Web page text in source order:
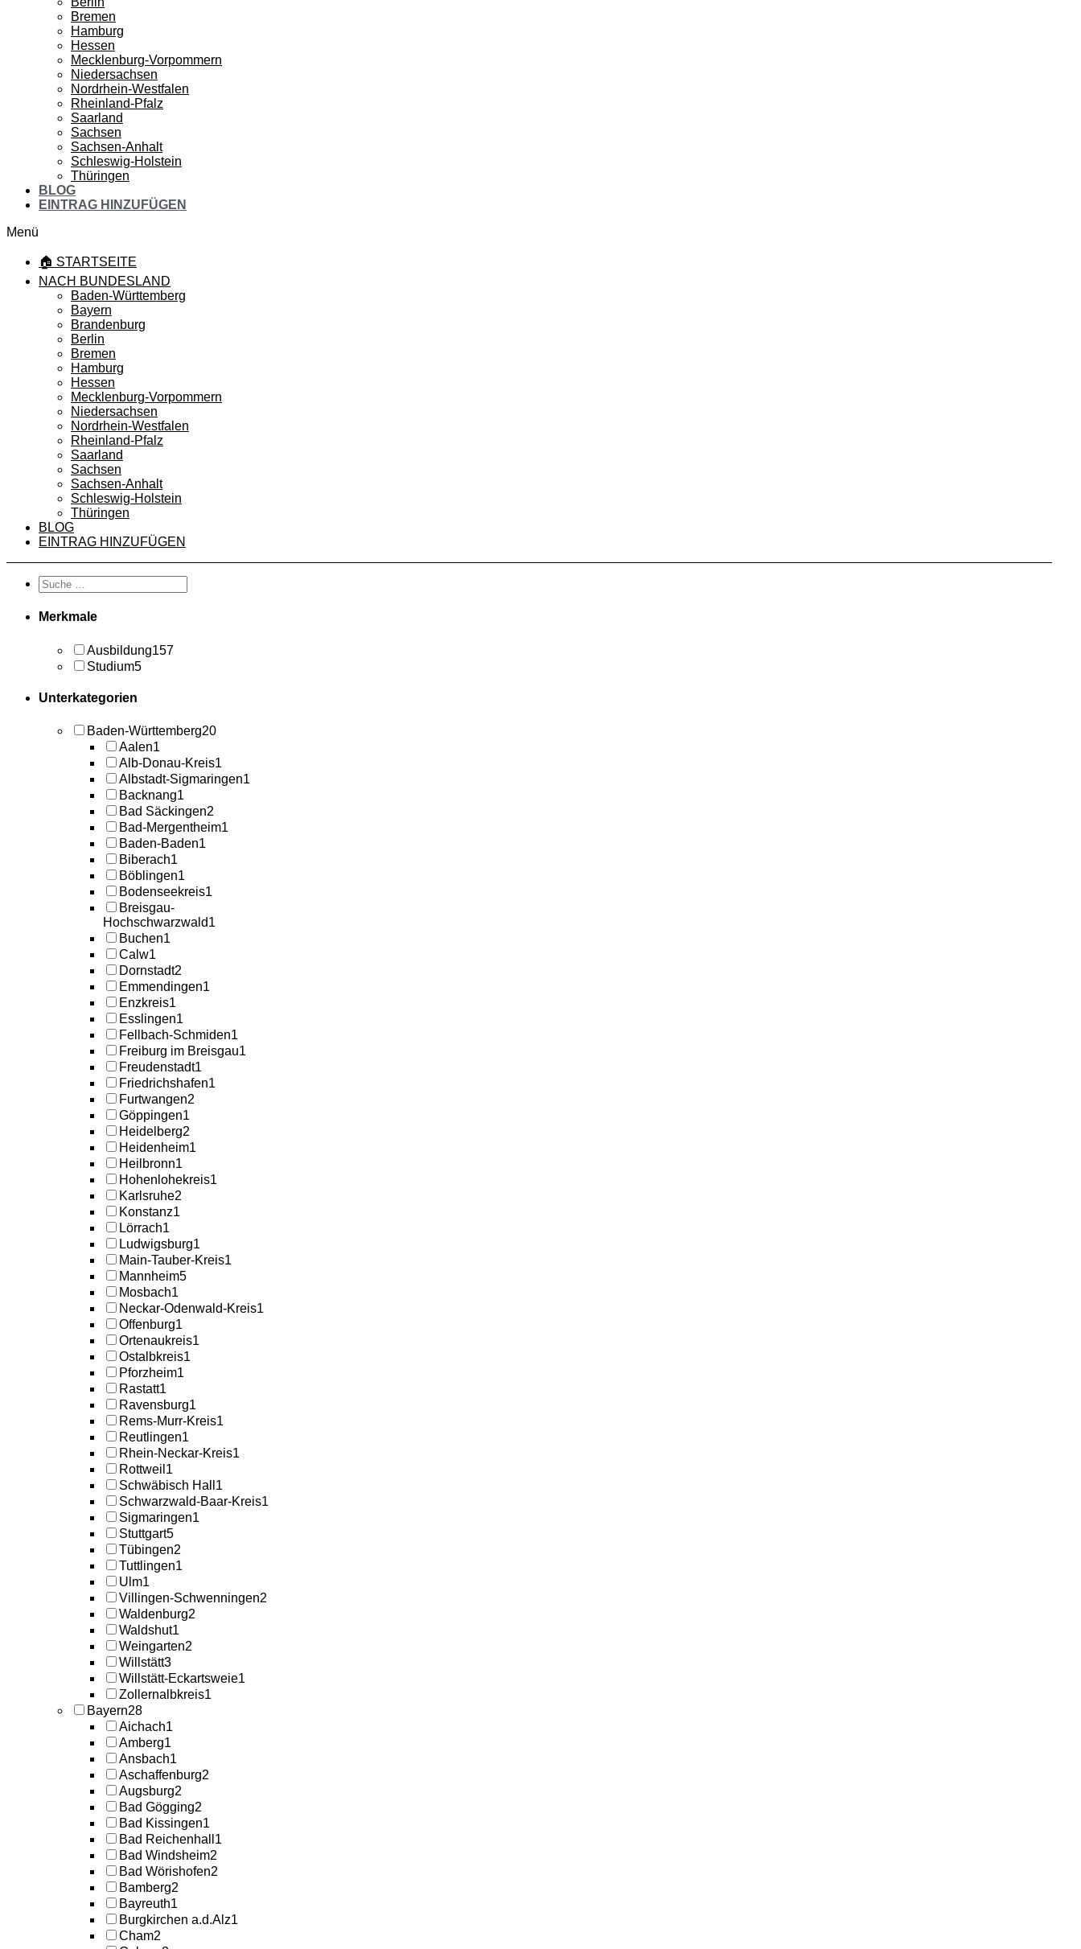
Bremen
Hamburg
Hessen
Mecklenburg-Vorpommern
Niedersachsen
Nordrhein-Westfalen
Rheinland-Pfalz
Saarland
Sachsen
Sachsen-Anhalt
Schleswig-Holstein
Thüringen
BLOG
EINTRAG HINZUFÜGEN
Menü
🏠 STARTSEITE
NACH BUNDESLAND
Baden-Württemberg
Bayern
Brandenburg
Berlin
Bremen
Hamburg
Hessen
Mecklenburg-Vorpommern
Niedersachsen
Nordrhein-Westfalen
Rheinland-Pfalz
Saarland
Sachsen
Sachsen-Anhalt
Schleswig-Holstein
Thüringen
BLOG
EINTRAG HINZUFÜGEN
Merkmale
Ausbildung157
Studium5
Unterkategorien
Baden-Württemberg20
Aalen1
Alb-Donau-Kreis1
Albstadt-Sigmaringen1
Backnang1
Bad Säckingen2
Bad-Mergentheim1
Baden-Baden1
Biberach1
Böblingen1
Bodenseekreis1
Breisgau-
Hochschwarzwald1
Buchen1
Calw1
Dornstadt2
Emmendingen1
Enzkreis1
Esslingen1
Fellbach-Schmiden1
Freiburg im Breisgau1
Freudenstadt1
Friedrichshafen1
Furtwangen2
Göppingen1
Heidelberg2
Heidenheim1
Heilbronn1
Hohenlohekreis1
Karlsruhe2
Konstanz1
Lörrach1
Ludwigsburg1
Main-Tauber-Kreis1
Mannheim5
Mosbach1
Neckar-Odenwald-Kreis1
Offenburg1
Ortenaukreis1
Ostalbkreis1
Pforzheim1
Rastatt1
Ravensburg1
Rems-Murr-Kreis1
Reutlingen1
Rhein-Neckar-Kreis1
Rottweil 1
Schwäbisch Hall 1
Schwarzwald-Baar-Kreis1
Sigmaringen1
Stuttgart5
Tübingen2
Tuttlingen1
Ulm1
Villingen-Schwenningen2
Waldenburg2
Waldshut1
Weingarten2
Willstätt3
Willstätt-Eckartsweie1
Zollernalbkreis1
Bayern28
Aichach1
Amberg1
Ansbach1
Aschaffenburg2
Augsburg2
Bad Gögging2
Bad Kissingen1
Bad Reichenhall 1
Bad Windsheim2
Bad Wörishofen2
Bamberg2
Bayreuth1
Burgkirchen a.d.Alz1
Cham2